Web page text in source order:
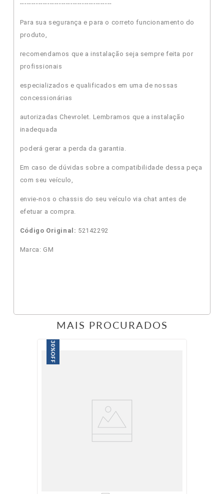
----------------------------------------
Para sua segurança e para o correto funcionamento do
produto,
recomendamos que a instalação seja sempre feita por
profissionais
especializados e qualificados em uma de nossas
concessionárias
autorizadas Chevrolet. Lembramos que a instalação
inadequada
poderá gerar a perda da garantia.
Em caso de dúvidas sobre a compatibilidade dessa peça
com seu veículo,
envie-nos o chassis do seu veículo via chat antes de
efetuar a compra.
Código Original: 52142292
Marca: GM
MAIS PROCURADOS
30%
OFF